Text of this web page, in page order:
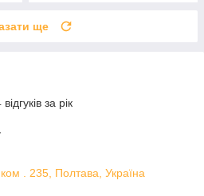
ще
за рік
. 235, Полтава, Україна